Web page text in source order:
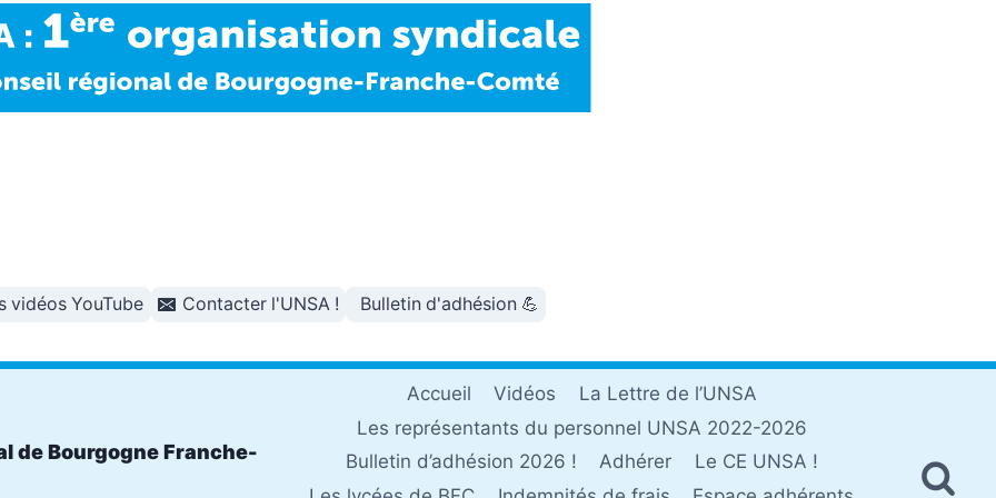
vidéos YouTube Contacter l'UNSA ! Bulletin d'adhésion 💪
de Bourgogne Franche-
Accueil Vidéos
La Lettre de l’UNSA
Les représentants du personnel UNSA 2022-2026
Bulletin d’adhésion 2026 !
Adhérer
Le CE UNSA !